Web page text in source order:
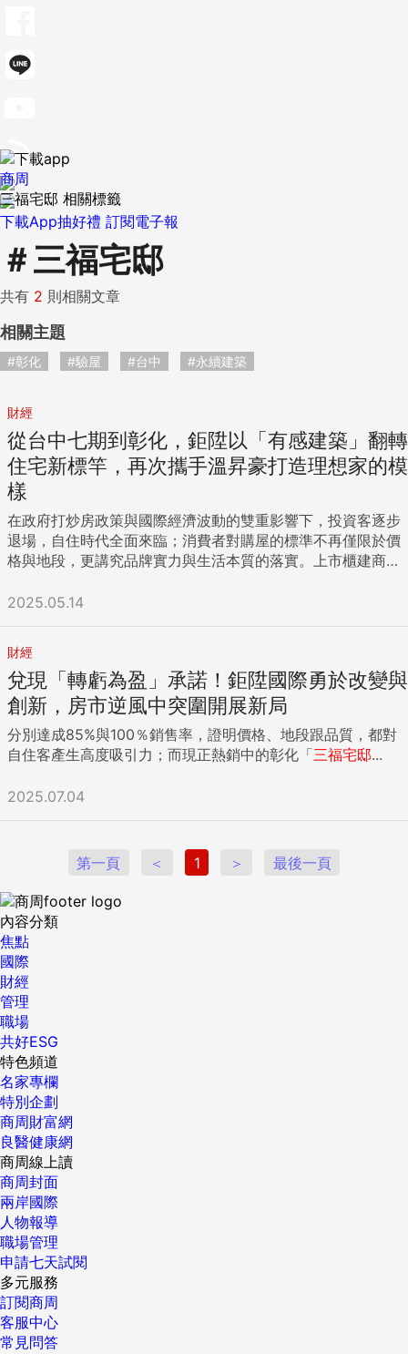
下載App抽好禮 訂閱電子報
商周
三福宅邸 相關標籤
＃三福宅邸
共有 2 則相關文章
相關主題
#彰化 #驗屋 #台中 #永續建築
財經
從台中七期到彰化，鉅陞以「有感建築」翻轉
住宅新標竿，再次攜手溫昇豪打造理想家的模
樣
在政府打炒房政策與國際經濟波動的雙重影響下，投資客逐步
退場，自住時代全面來臨；消費者對購屋的標準不再僅限於價
格與地段，更講究品牌實力與生活本質的落實。上市櫃建商
高端住宅經驗，正式進軍彰化，以升級版的「有感建築」精
為市場矚目焦點。 「有感建築」真實力 以人為本真實回應
自住所需 自首創「有感建築」理念以來，「鉅陞國際開發」始
終堅持「專寵自住」品牌核心，「以人為本」思考購屋者真正
所需，過往購屋資訊不透明、入住後發現設計與日常脫鉤、公
設遲遲未點交而無法使用影響居住品質等，都成為鉅陞打造
「有感建築」的起點。從精準選地、細膩規劃、嚴謹施工，到
而「高坪效、零虛坪」的格局規劃，讓小坪數也能創造大格
局，從光線引入、空間尺度、動線設計、到使用機能，每一個
間都真實為生活而用，讓小宅也能輕鬆享有高端住宅的生活品
質體驗，「台灣隱賦」、「V市政」口碑賣座，客戶有感見
證。 「台灣隱賦」迎賓大廳3D示意 「V市政」迎賓大廳3D示
意 安全有感再進化 「第三方自主驗屋」見證透明交屋革命
房市進入完工交屋高峰期，交屋前找「驗屋公司」已逐漸成為
趨勢，顯見消費者期盼能有更加公正、專業的單位把關屋況品
質，避免產生驗屋糾紛、以及日後入住衍生更多修繕問題；對
此，鉅陞不僅早已領先業界打造24hr線上工程監控，將施工過
程全程透明化，且有別於一般建設公司僅將建材保固延長，治
標不治本，鉅陞從「源頭」層層把關屋況，今年起主動委託
「第三方驗屋公司」在交屋前用更嚴格的標準進行「自主驗
屋」，7大類48項屋況檢測報告完整提供，與時俱進解決多數
消費者在驗交屋時的痛點。 鉅陞委託「第三方驗屋公司」自主
驗屋，超越業界標準層層把關屋況品質 品牌價值不畏房市起
伏 「有感」旋風席捲彰化 從台中七期到今日的彰化布局，
「鉅陞國際開發」始終堅持以深刻的土地理解與前瞻視野，為
每一次產品定位注入未來價值。當同業還停留在傳統銷售思
維，鉅陞早已跳脫框架，以重視自住需求、解決居住痛點的
「有感建築」重塑品牌價值。從過往推出的建案來看，鉅陞不
僅以「差異化服務」建立品牌定位，成功打響口碑，更在時間
的考驗下，證明「有感建築」已成為抵抗房市起伏的定心丸；
所有生活中美好的體驗，不再只是豪宅專利，好的品牌建商也
不是只有在台中；而在彰化仍可以選擇優質的品牌建商，讓在
地家庭不再只能「將就」選擇，而能真正擁有「講究」生活的
權利。 實力派演員溫昇豪因愛家暖爸形象，四度獲邀擔任鉅陞
2025.05.14
財經
兌現「轉虧為盈」承諾！鉅陞國際勇於改變與
創新，房市逆風中突圍開展新局
分別達成85%與100％銷售率，證明價格、地段跟品質，都對
自住客產生高度吸引力；而現正熱銷中的彰化「三福宅邸...
2025.07.04
第一頁 ＜ 1 ＞ 最後一頁
內容分類
焦點
國際
財經
管理
職場
共好ESG
特色頻道
名家專欄
特別企劃
商周財富網
良醫健康網
商周線上讀
商周封面
兩岸國際
人物報導
職場管理
申請七天試閱
多元服務
訂閱商周
客服中心
常見問答